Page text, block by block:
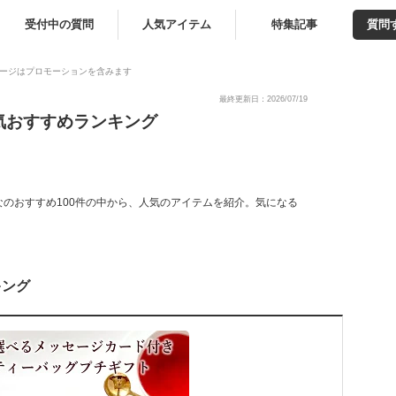
受付中の質問 人気アイテム 特集記事 質問
ジはプロモーションを含みます
最終更新日：2026/07/19
すすめランキング
おすすめ100件の中から、人気のアイテムを紹介。気になる
グ